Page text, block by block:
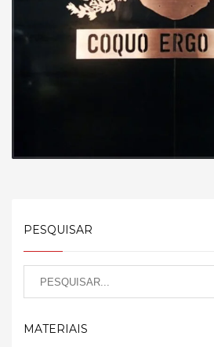
PESQUISAR
MATERIAIS